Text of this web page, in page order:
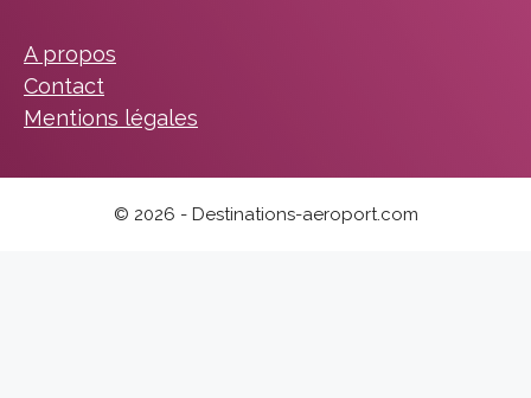
A propos
Contact
Mentions légales
© 2026 - Destinations-aeroport.com